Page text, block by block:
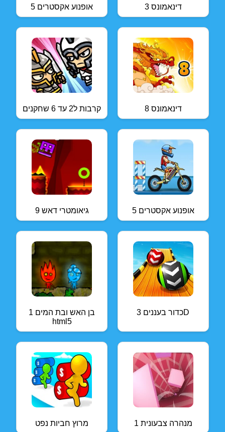
אופנוע אקסטרים 5 דינאמונס 3
קרבות ל2 עד 6 שחקנים דינאמונס 8
גיאומטרי דאש 9 אופנוע אקסטרים 5
בן האש ובת המים 1
html5
כדור בעננים 3D
מרוץ חביות נפט מנהרה צבעונית 1